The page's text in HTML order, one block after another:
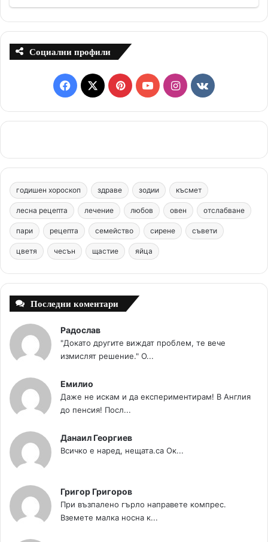
Социални профили
F
a
e
b
o
o
k
X
P
i
t
e
r
e
s
t
Y
o
T
u
b
e
I
n
t
a
g
r
m
v
k
c
m
годишен хороскоп здраве зодии късмет
лесна рецепта лечение любов овен отслабване
пари рецепта семейство сирене съвети
цветя чесън щастие яйца
Последни коментари
Радослав
"Докато другите виждат проблем, те вече
измислят решение." О...
Емилио
Даже не искам и да експериментирам! В Англия
до пенсия! Посл...
Данаил Георгиев
Всичко е наред, нещата.са Ок...
Григор Григоров
При възпалено гърло направете компрес.
Вземете малка носна к...